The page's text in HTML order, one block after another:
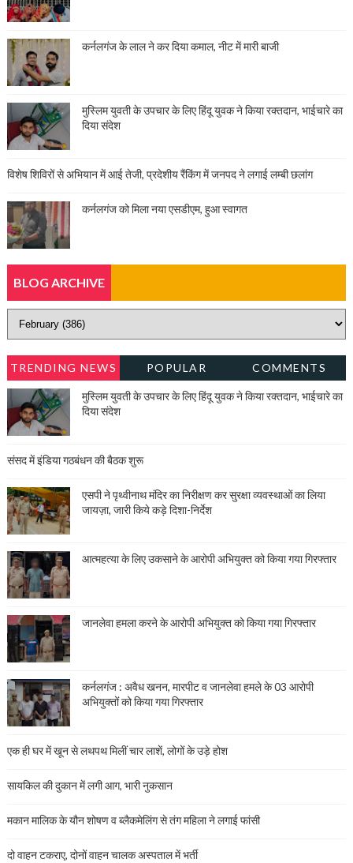
कर्नलगंज के लाल ने कर दिया कमाल, नीट में मारी बाजी
मुस्लिम युवती के उपचार के लिए हिंदू युवक ने किया रक्तदान, भाईचारे का
दिया संदेश
विशेष शिविरों से अभियान में आई तेजी, प्रदेशीय रैंकिंग में जनपद ने लगाई लम्बी छलांग
कर्नलगंज को मिला नया एसडीएम, हुआ स्वागत
BLOG ARCHIVE
TRENDING NEWS POPULAR COMMENTS
मुस्लिम युवती के उपचार के लिए हिंदू युवक ने किया रक्तदान, भाईचारे का
दिया संदेश
संसद में इंडिया गठबंधन की बैठक शुरू
एसपी ने पृथ्वीनाथ मंदिर का निरीक्षण कर सुरक्षा व्यवस्थाओं का लिया
जायज़ा, जारी किये कड़े दिशा-निर्देश
आत्महत्या के लिए उकसाने के आरोपी अभियुक्त को किया गया गिरफ्तार
जानलेवा हमला करने के आरोपी अभियुक्त को किया गया गिरफ्तार
कर्नलगंज : अवैध खनन, मारपीट व जानलेवा हमले के 03 आरोपी
अभियुक्तों को किया गया गिरफ्तार
एक ही घर में खून से लथपथ मिलीं चार लाशें, लोगों के उड़े होश
सायकिल की दुकान में लगी आग, भारी नुकसान
मकान मालिक के यौन शोषण व ब्लैकमेलिंग से तंग महिला ने लगाई फांसी
दो वाहन टकराए, दोनों वाहन चालक अस्पताल में भर्ती